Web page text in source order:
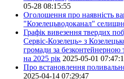
05-28 08:15:55
Оголошення про наявність
"Козелецьводоканал"
Графік вивезення твердих
Сервіс-Козелець» з
громади за
на 2025 рік 2025-05-01
Про встановлення
2025-04-14 07:29:47